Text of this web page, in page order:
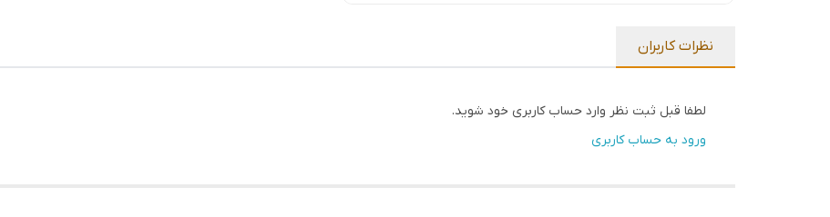
نظرات کاربران
لطفا قبل ثبت نظر وارد حساب کاربری خود شوید.
ورود به حساب کاربری